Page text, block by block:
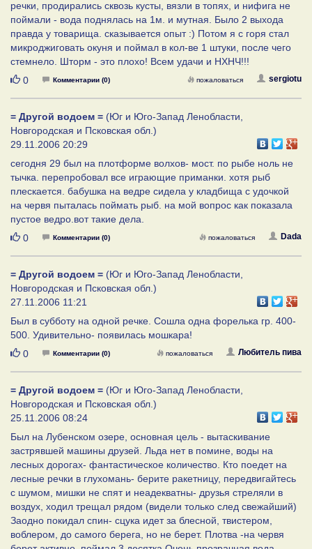
речки, продирались сквозь кусты, вязли в топях, и нифига не
поймали - вода поднялась на 1м. и мутная. Было 2 выхода
правда у товарища. сказывается опыт :) Потом я с горя стал
микроджиговать окуня и поймал в кол-ве 1 штуки, после чего
стемнело. Шторм - это плохо! Всем удачи и НХНЧ!!!
Нравится
0 Комментарии (0) sergiotu
пожаловаться
= Другой водоем = (Юг и Юго-Запад Ленобласти,
Новгородская и Псковская обл.)
29.11.2006 20:29
сегодня 29 был на плотформе волхов- мост. по рыбе ноль не
тычка. перепробовал все играющие приманки. хотя рыб
плескается. бабушка на ведре сидела у кладбища с удочкой
на червя пыталась поймать рыб. на мой вопрос как показала
пустое ведро.вот такие дела.
Нравится
0 Комментарии (0) Dada
пожаловаться
= Другой водоем = (Юг и Юго-Запад Ленобласти,
Новгородская и Псковская обл.)
27.11.2006 11:21
Был в субботу на одной речке. Сошла одна форелька гр. 400-
500. Удивительно- появилась мошкара!
Нравится
0 Комментарии (0) Любитель пива
пожаловаться
= Другой водоем = (Юг и Юго-Запад Ленобласти,
Новгородская и Псковская обл.)
25.11.2006 08:24
Был на Лубенском озере, основная цель - вытаскивание
застрявшей машины друзей. Льда нет в помине, воды на
лесных дорогах- фантастическое количество. Кто поедет на
лесные речки в глухомань- берите ракетницу, передвигайтесь
с шумом, мишки не спят и неадекватны- друзья стреляли в
воздух, ходил трещал рядом (видели только след свежайший)
Заодно покидал спин- сцука идет за блесной, твистером,
воблером, до самого берега, но не берет. Плотва -на червя